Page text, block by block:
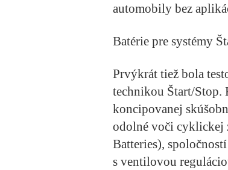
automobily bez
Batérie pre systémy
Prvýkrát tiež bola
technikou Štart/Stop.
koncipovanej
odolné voči cyklickej
Batteries),
s ventilovou